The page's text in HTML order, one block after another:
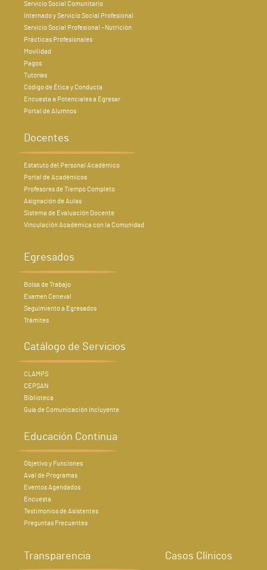
Servicio Social Comunitario
Internado y Servicio Social Profesional
Servicio Social Profesional - Nutrición
Prácticas Profesionales
Movilidad
Pagos
Tutorías
Código de Ética y Conducta
Encuesta a Potenciales a Egresar
Portal de Alumnos
Docentes
Estatuto del Personal Académico
Portal de Académicos
Profesores de Tiempo Completo
Asignación de Aulas
Sistema de Evaluación Docente
Vinculación Académica con la Comunidad
Egresados
Bolsa de Trabajo
Examen Ceneval
Seguimiento a Egresados
Trámites
Catálogo de Servicios
CLAMPS
CEPSAN
Biblioteca
Guía de Comunicación Incluyente
Educación Continua
Objetivo y Funciones
Aval de Programas
Eventos Agendados
Encuesta
Testimonios de Asistentes
Preguntas Frecuentes
Transparencia Casos Clínicos